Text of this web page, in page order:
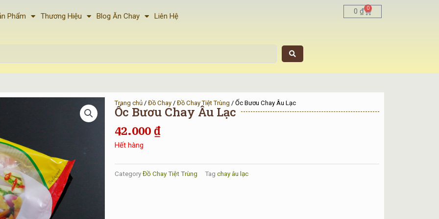
Phẩm Thương Hiệu Blog Ăn Chay Liên Hệ
0 ₫ 0
Cart
Trang chủ / Đồ Chay / Đồ Chay Tiệt Trùng / Ốc Bươu Chay Âu Lạc
Ốc Bươu Chay Âu Lạc
42.000 ₫
Hết hàng
CategoryĐồ Chay Tiệt Trùng Tag chay âu lạc